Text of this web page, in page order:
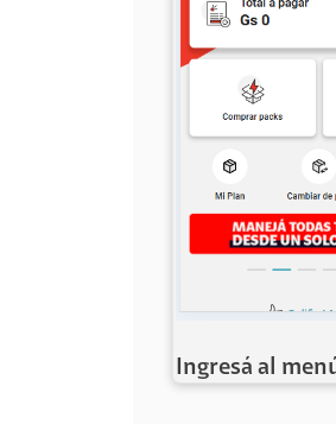
Ingresá al